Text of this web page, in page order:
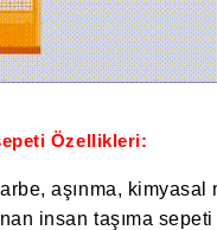
Özellikleri:
aşınma, kimyasal
insan taşıma